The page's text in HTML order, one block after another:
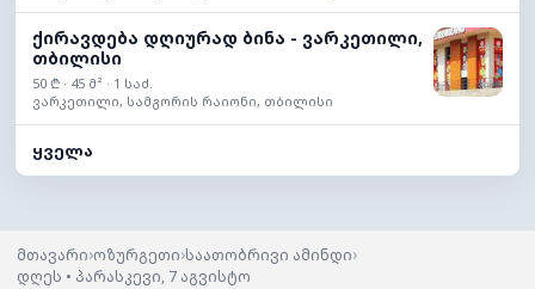
ქირავდება დღიურად ბინა - ვარკეთილი,
თბილისი
50 ₾ · 45 მ² · 1 საძ.
ვარკეთილი, სამგორის რაიონი, თბილისი
ყველა
მთავარი›ოზურგეთი›საათობრივი ამინდი›
დღეს • პარასკევი, 7 აგვისტო